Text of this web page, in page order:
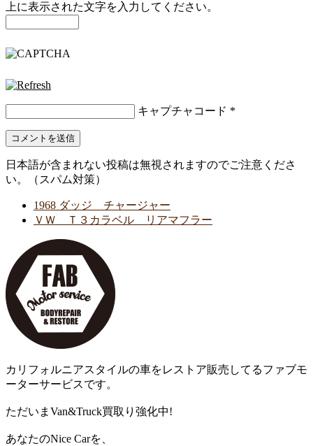
上に表示された文字を入力してください。
キャプチャコード *
日本語が含まれない投稿は無視されますのでご注意くださ
い。（スパム対策）
1968 ダッジ チャージャー
ＶＷ Ｔ３カラベル リアマフラー
カリフォルニアスタイルの車をレストア販売してるファブモ
ーターサービスです。
ただいまVan&Truck買取り強化中!
あなたのNice Carを、